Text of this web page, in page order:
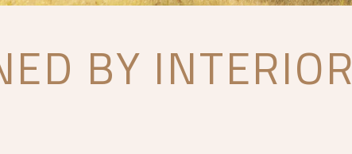
BY INTERIOR